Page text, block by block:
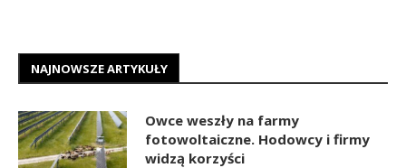
NAJNOWSZE ARTYKUŁY
Owce weszły na farmy
fotowoltaiczne. Hodowcy i firmy
widzą korzyści